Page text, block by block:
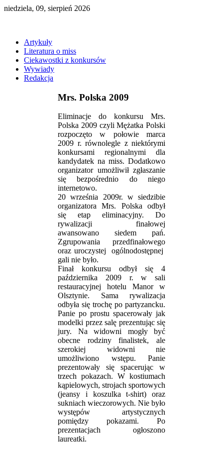
niedziela, 09, sierpień 2026
Artykuły
Literatura o miss
Ciekawostki z konkursów
Wywiady
Redakcja
Mrs. Polska 2009
Eliminacje do konkursu Mrs.
Polska 2009 czyli Mężatka Polski
rozpoczęto w połowie marca
2009 r. równolegle z niektórymi
konkursami regionalnymi dla
kandydatek na miss. Dodatkowo
organizator umożliwił zgłaszanie
się bezpośrednio do niego
internetowo.
20 września 2009r. w siedzibie
organizatora Mrs. Polska odbył
się etap eliminacyjny. Do
rywalizacji finałowej
awansowano siedem pań.
Zgrupowania przedfinałowego
oraz uroczystej ogólnodostępnej
gali nie było.
Finał konkursu odbył się 4
października 2009 r. w sali
restauracyjnej hotelu Manor w
Olsztynie. Sama rywalizacja
odbyła się trochę po partyzancku.
Panie po prostu spacerowały jak
modelki przez salę prezentując się
jury. Na widowni mogły być
obecne rodziny finalistek, ale
szerokiej widowni nie
umożliwiono wstępu. Panie
prezentowały się spacerując w
trzech pokazach. W kostiumach
kąpielowych, strojach sportowych
(jeansy i koszulka t-shirt) oraz
sukniach wieczorowych. Nie było
występów artystycznych
pomiędzy pokazami. Po
prezentacjach ogłoszono
laureatki.